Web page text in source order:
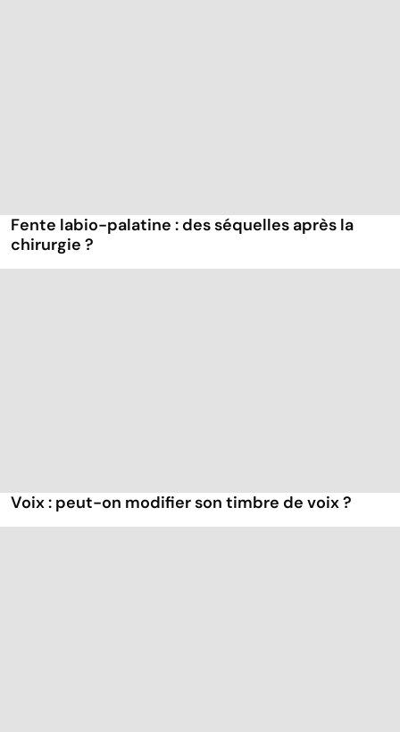
Fente labio-palatine : des séquelles après la
chirurgie ?
Voix : peut-on modifier son timbre de voix ?